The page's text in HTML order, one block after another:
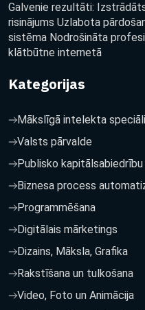
Galvenie rezultāti:
risinājums Uzlabota
sistēma Nodrošināta
klātbūtne internetā
Kategorijas
Mākslīgā intelekta
Valsts pārvalde
Publisko
Biznesa process
Programmēšana
Digitālais mārketings
Dizains, Māksla, Grafika
Rakstīšana un tulkošana
Video, Foto un Animācija